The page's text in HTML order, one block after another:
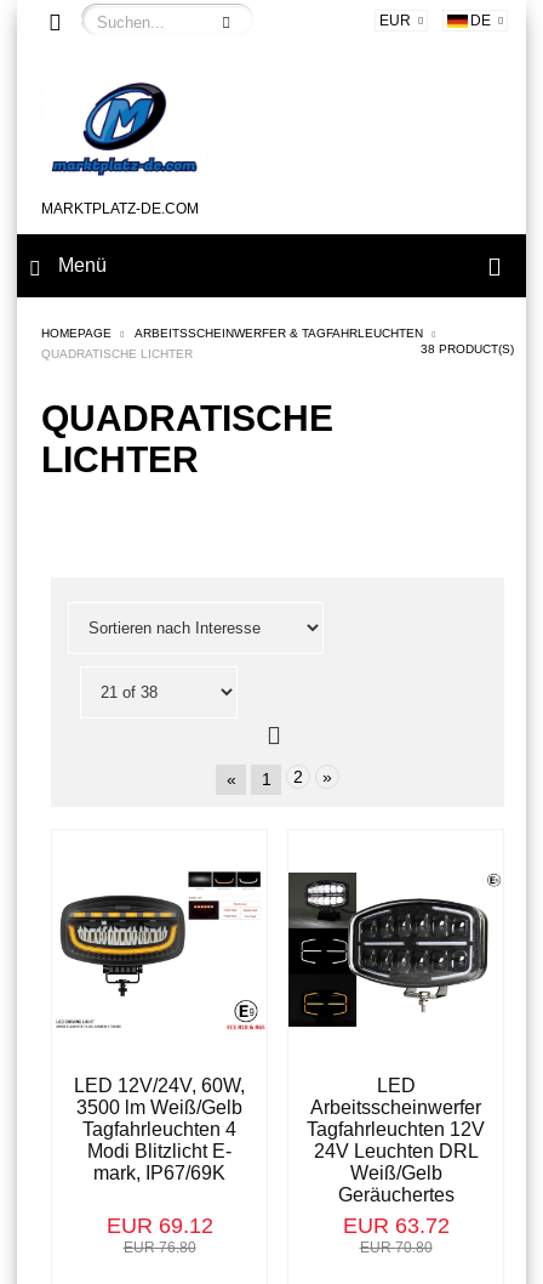
EUR DE
MARKTPLATZ-DE.COM
Menü
HOMEPAGE
ARBEITSSCHEINWERFER & TAGFAHRLEUCHTEN
QUADRATISCHE LICHTER
38 PRODUCT(S)
QUADRATISCHE
LICHTER
« 1 2 »
LED 12V/24V, 60W,
3500 lm Weiß/Gelb
Tagfahrleuchten 4
Modi Blitzlicht E-
mark, IP67/69K
EUR 69.12
EUR 76.80
LED
Arbeitsscheinwerfer
Tagfahrleuchten 12V
24V Leuchten DRL
Weiß/Gelb
Geräuchertes
EUR 63.72
EUR 70.80